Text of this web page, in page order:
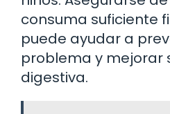
consuma suficiente
puede ayudar a
problema y mejorar
digestiva.